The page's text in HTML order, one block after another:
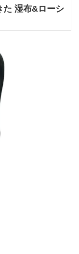
た 湿布&ローシ